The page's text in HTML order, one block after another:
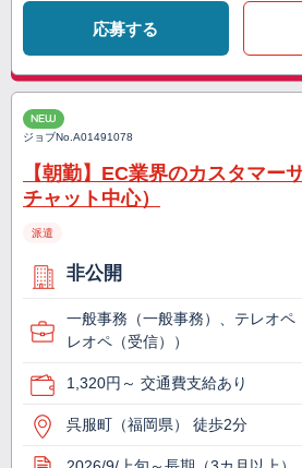
応募する
NEW
ジョブNo.A01491078
【朝勤】EC業界のカスタマー
チャット中心）
派遣
非公開
一般事務（一般事務）、テレオペ
レオペ（受信））
1,320円～ 交通費支給あり
呉服町（福岡県） 徒歩2分